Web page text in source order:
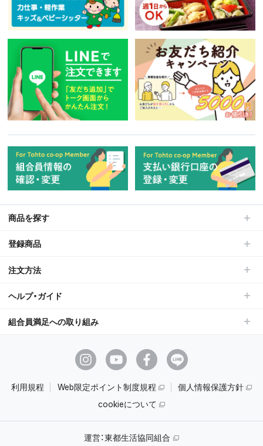
商品を探す
登録商品
注文方法
ヘルプ・ガイド
組合員満足への取り組み
利用規程 Web限定ポイント制度規程
個人情報保護方針
cookieについて
運営：東都生活協同組合